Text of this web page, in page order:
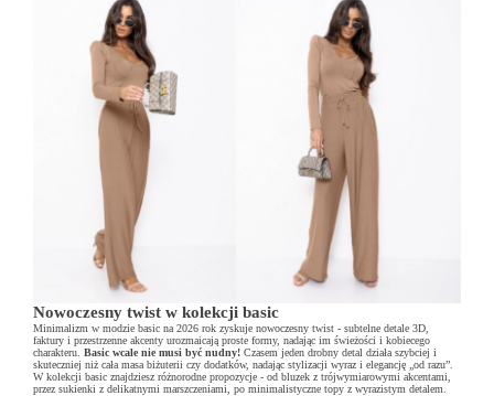
Nowoczesny twist w kolekcji basic
Minimalizm w modzie basic na 2026 rok zyskuje nowoczesny twist - subtelne detale 3D,
faktury i przestrzenne akcenty urozmaicają proste formy, nadając im świeżości i kobiecego
charakteru. Basic wcale nie musi być nudny! Czasem jeden drobny detal działa szybciej i
skuteczniej niż cała masa biżuterii czy dodatków, nadając stylizacji wyraz i elegancję „od razu”.
W kolekcji basic znajdziesz różnorodne propozycje - od bluzek z trójwymiarowymi akcentami,
przez sukienki z delikatnymi marszczeniami, po minimalistyczne topy z wyrazistym detalem.